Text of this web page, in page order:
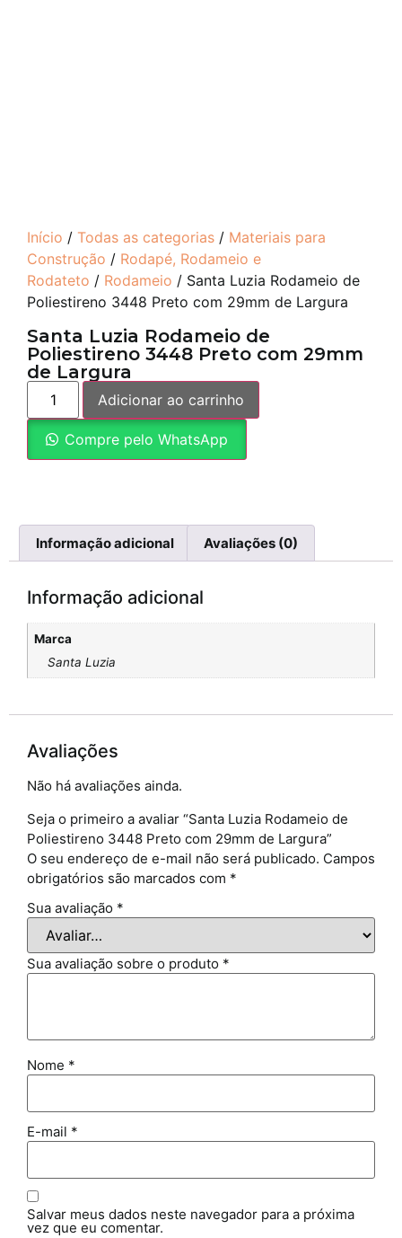
Início / Todas as categorias / Materiais para
Construção / Rodapé, Rodameio e
Rodateto / Rodameio / Santa Luzia Rodameio de
Poliestireno 3448 Preto com 29mm de Largura
Santa Luzia Rodameio de
Poliestireno 3448 Preto com 29mm
de Largura
Adicionar ao carrinho
Compre pelo WhatsApp
Informação adicional Avaliações (0)
Informação adicional
Marca
Santa Luzia
Avaliações
Não há avaliações ainda.
Seja o primeiro a avaliar “Santa Luzia Rodameio de
Poliestireno 3448 Preto com 29mm de Largura”
O seu endereço de e-mail não será publicado. Campos
obrigatórios são marcados com *
Sua avaliação *
Sua avaliação sobre o produto *
Nome *
E-mail *
Salvar meus dados neste navegador para a próxima
vez que eu comentar.